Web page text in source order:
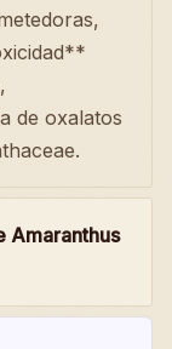
de oxalatos
Amaranthus